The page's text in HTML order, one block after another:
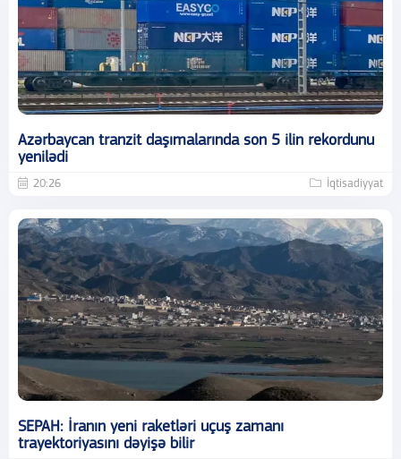
Azərbaycan tranzit daşımalarında son 5 ilin rekordunu
yenilədi
20:26 İqtisadiyyat
SEPAH: İranın yeni raketləri uçuş zamanı
trayektoriyasını dəyişə bilir